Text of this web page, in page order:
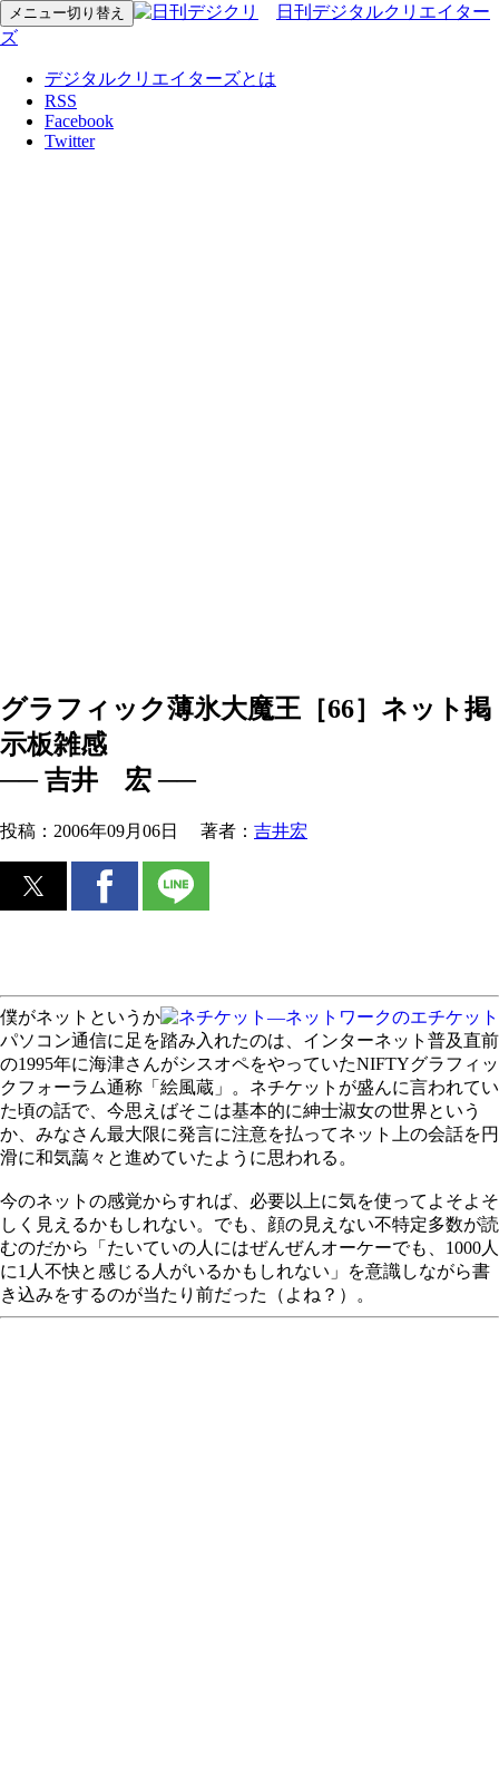
メニュー切り替え
日刊デジタルクリエイター
ズ
デジタルクリエイターズとは
RSS
Facebook
Twitter
グラフィック薄氷大魔王［66］ネット掲
示板雑感
── 吉井 宏 ──
投稿： 2006年09月06日 著者： 吉井宏
僕がネットというか
パソコン通信に足を踏み入れたのは、インターネット普及直前
の1995年に海津さんがシスオペをやっていたNIFTYグラフィッ
クフォーラム通称「絵風蔵」。ネチケットが盛んに言われてい
た頃の話で、今思えばそこは基本的に紳士淑女の世界という
か、みなさん最大限に発言に注意を払ってネット上の会話を円
滑に和気藹々と進めていたように思われる。
今のネットの感覚からすれば、必要以上に気を使ってよそよそ
しく見えるかもしれない。でも、顔の見えない不特定多数が読
むのだから「たいていの人にはぜんぜんオーケーでも、1000人
に1人不快と感じる人がいるかもしれない」を意識しながら書
き込みをするのが当たり前だった（よね？）。